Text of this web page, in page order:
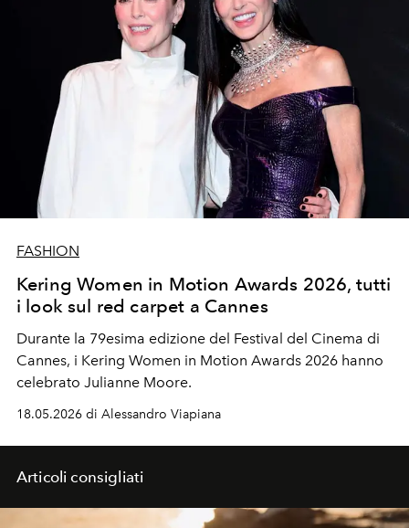
FASHION
Kering Women in Motion Awards 2026, tutti
i look sul red carpet a Cannes
Durante la 79esima edizione del Festival del Cinema di
Cannes, i Kering Women in Motion Awards 2026 hanno
celebrato Julianne Moore.
18.05.2026 di Alessandro Viapiana
Articoli consigliati